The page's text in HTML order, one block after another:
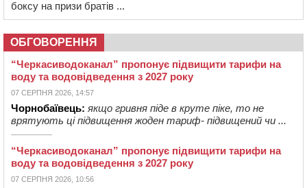
боксу на призи братів ...
ОБГОВОРЕННЯ
“Черкасиводоканал” пропонує підвищити тарифи на
воду та водовідведення з 2027 року
07 СЕРПНЯ 2026, 14:57
Чорнобаївець: якщо гривня піде в круте піке, то не
врятують ці підвищення жоден тариф- підвищений чи ...
“Черкасиводоканал” пропонує підвищити тарифи на
воду та водовідведення з 2027 року
07 СЕРПНЯ 2026, 10:56